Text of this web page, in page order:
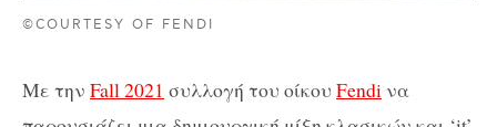
©COURTESY OF FENDI
Mε την Fall 2021 συλλογή του οίκου Fendi να